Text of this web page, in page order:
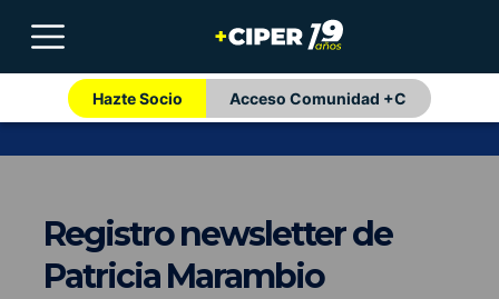
Hazte Socio Acceso Comunidad +C
Registro newsletter de
Patricia Marambio